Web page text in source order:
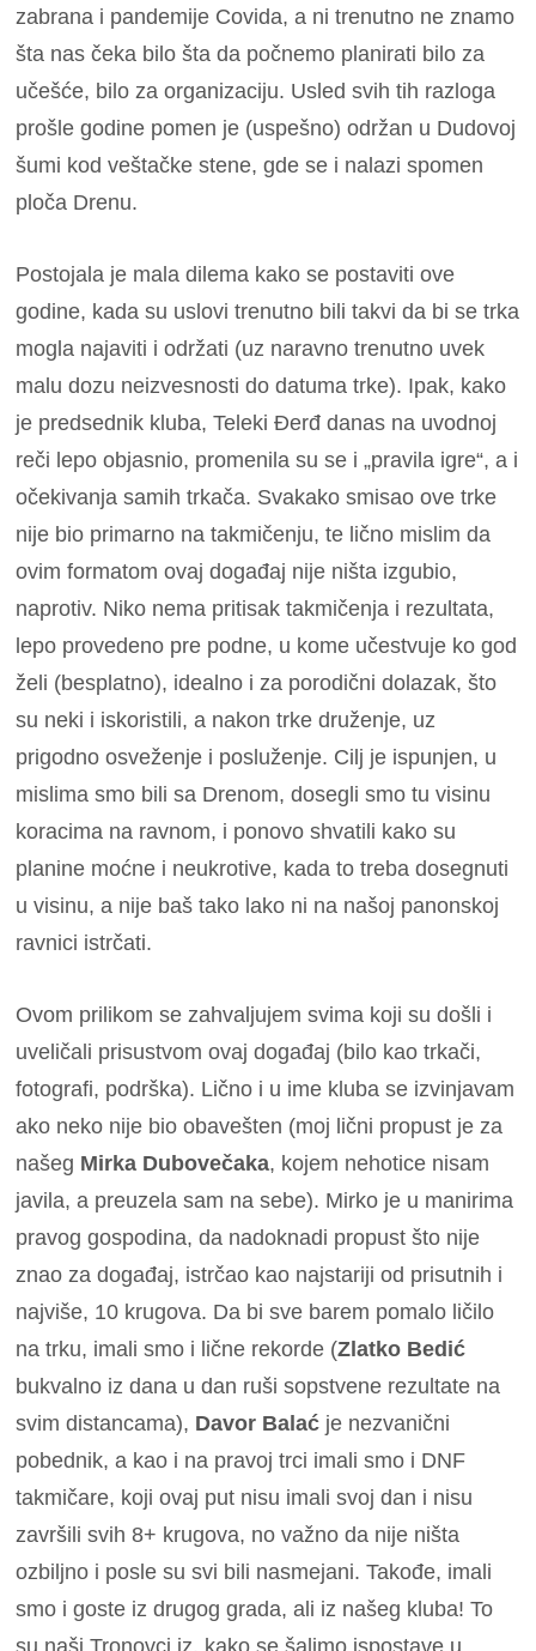
zabrana i pandemije Covida, a ni trenutno ne znamo
šta nas čeka bilo šta da počnemo planirati bilo za
učešće, bilo za organizaciju. Usled svih tih razloga
prošle godine pomen je (uspešno) održan u Dudovoj
šumi kod veštačke stene, gde se i nalazi spomen
ploča Drenu.
Postojala je mala dilema kako se postaviti ove
godine, kada su uslovi trenutno bili takvi da bi se trka
mogla najaviti i održati (uz naravno trenutno uvek
malu dozu neizvesnosti do datuma trke). Ipak, kako
je predsednik kluba, Teleki Đerđ danas na uvodnoj
reči lepo objasnio, promenila su se i „pravila igre“, a i
očekivanja samih trkača. Svakako smisao ove trke
nije bio primarno na takmičenju, te lično mislim da
ovim formatom ovaj događaj nije ništa izgubio,
naprotiv. Niko nema pritisak takmičenja i rezultata,
lepo provedeno pre podne, u kome učestvuje ko god
želi (besplatno), idealno i za porodični dolazak, što
su neki i iskoristili, a nakon trke druženje, uz
prigodno osveženje i posluženje. Cilj je ispunjen, u
mislima smo bili sa Drenom, dosegli smo tu visinu
koracima na ravnom, i ponovo shvatili kako su
planine moćne i neukrotive, kada to treba dosegnuti
u visinu, a nije baš tako lako ni na našoj panonskoj
ravnici istrčati.
Ovom prilikom se zahvaljujem svima koji su došli i
uveličali prisustvom ovaj događaj (bilo kao trkači,
fotografi, podrška). Lično i u ime kluba se izvinjavam
ako neko nije bio obavešten (moj lični propust je za
našeg Mirka Dubovečaka, kojem nehotice nisam
javila, a preuzela sam na sebe). Mirko je u manirima
pravog gospodina, da nadoknadi propust što nije
znao za događaj, istrčao kao najstariji od prisutnih i
najviše, 10 krugova. Da bi sve barem pomalo ličilo
na trku, imali smo i lične rekorde (Zlatko Bedić
bukvalno iz dana u dan ruši sopstvene rezultate na
svim distancama), Davor Balać je nezvanični
pobednik, a kao i na pravoj trci imali smo i DNF
takmičare, koji ovaj put nisu imali svoj dan i nisu
završili svih 8+ krugova, no važno da nije ništa
ozbiljno i posle su svi bili nasmejani. Takođe, imali
smo i goste iz drugog grada, ali iz našeg kluba! To